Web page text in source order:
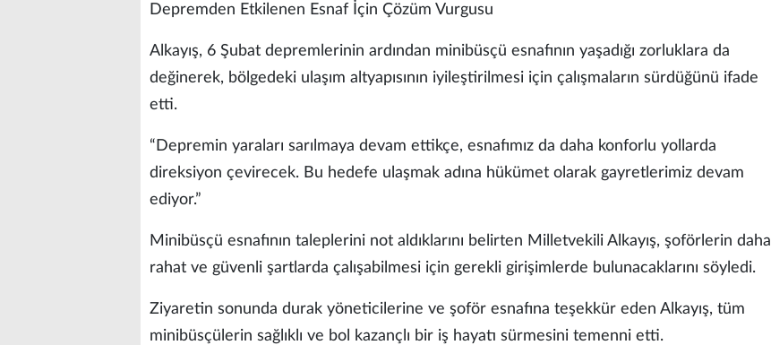
Depremden Etkilenen Esnaf İçin Çözüm Vurgusu
Alkayış, 6 Şubat depremlerinin ardından minibüsçü esnafının yaşadığı zorluklara da
değinerek, bölgedeki ulaşım altyapısının iyileştirilmesi için çalışmaların sürdüğünü ifade
etti.
“Depremin yaraları sarılmaya devam ettikçe, esnafımız da daha konforlu yollarda
direksiyon çevirecek. Bu hedefe ulaşmak adına hükümet olarak gayretlerimiz devam
ediyor.”
Minibüsçü esnafının taleplerini not aldıklarını belirten Milletvekili Alkayış, şoförlerin daha
rahat ve güvenli şartlarda çalışabilmesi için gerekli girişimlerde bulunacaklarını söyledi.
Ziyaretin sonunda durak yöneticilerine ve şoför esnafına teşekkür eden Alkayış, tüm
minibüsçülerin sağlıklı ve bol kazançlı bir iş hayatı sürmesini temenni etti.